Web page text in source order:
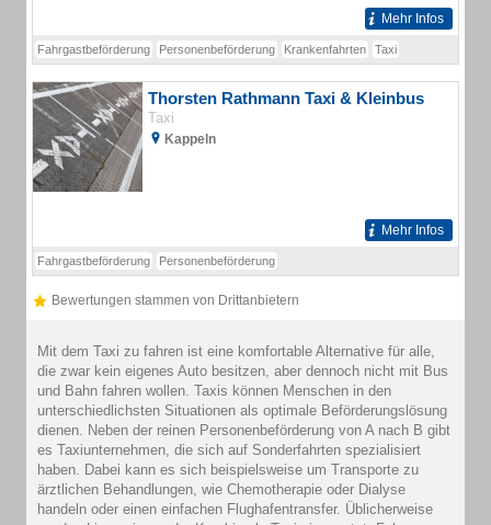
Mehr Infos
Fahrgastbeförderung Personenbeförderung Krankenfahrten Taxi
Thorsten Rathmann Taxi & Kleinbus
Taxi
Kappeln
Mehr Infos
Fahrgastbeförderung Personenbeförderung
Bewertungen stammen von Drittanbietern
Mit dem Taxi zu fahren ist eine komfortable Alternative für alle,
die zwar kein eigenes Auto besitzen, aber dennoch nicht mit Bus
und Bahn fahren wollen. Taxis können Menschen in den
unterschiedlichsten Situationen als optimale Beförderungslösung
dienen. Neben der reinen Personenbeförderung von A nach B gibt
es Taxiunternehmen, die sich auf Sonderfahrten spezialisiert
haben. Dabei kann es sich beispielsweise um Transporte zu
ärztlichen Behandlungen, wie Chemotherapie oder Dialyse
handeln oder einen einfachen Flughafentransfer. Üblicherweise